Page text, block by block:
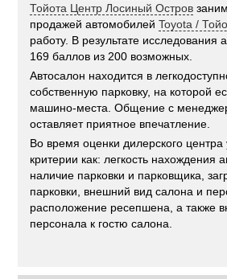
Тойота Центр Лосиный Остров
продажей автомобилейToyota /
работу. В результате исследования
169 баллов из 200 возможных.
Автосалон находится в
собственную парковку, на которой
машино-места. Общение с
оставляет приятное впечатление.
Во время оценки дилерского центра
критерии как: легкость нахождения
наличие парковки и парковщика,
парковки, внешний вид салона и
расположение ресепшена, а также
персонала к гостю салона.